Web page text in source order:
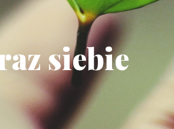
siebie